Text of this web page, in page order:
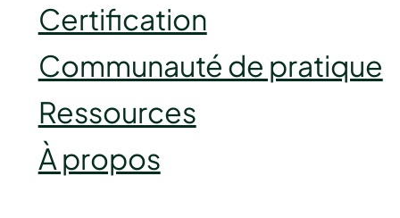
Certification
Communauté de pratique
Ressources
À propos